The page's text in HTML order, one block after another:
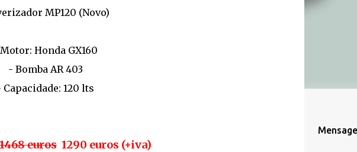
MP120 (Novo)
Honda GX160
- Bomba AR 403
Capacidade: 120 lts
1468 euros 1290 euros (+iva)